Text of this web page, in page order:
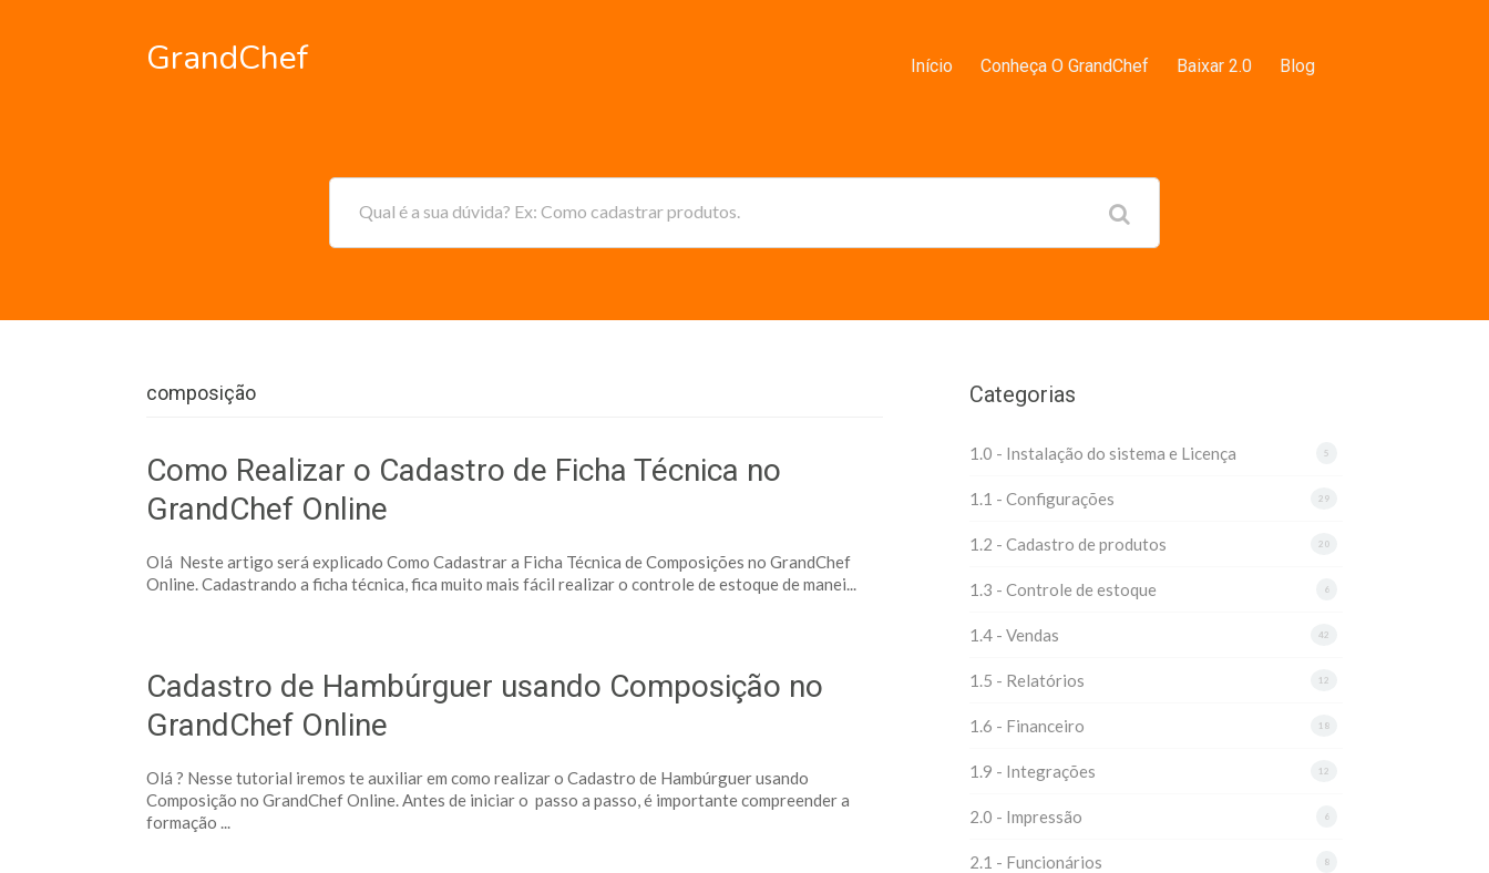
GrandChef Início Conheça O GrandChef Baixar 2.0 Blog
Qual é a sua dúvida? Ex: Como cadastrar produtos.
composição
Como Realizar o Cadastro de Ficha Técnica no
GrandChef Online
Olá Neste artigo será explicado Como Cadastrar a Ficha Técnica de Composições no GrandChef
Online. Cadastrando a ficha técnica, fica muito mais fácil realizar o controle de estoque de manei...
Cadastro de Hambúrguer usando Composição no
GrandChef Online
Olá ? Nesse tutorial iremos te auxiliar em como realizar o Cadastro de Hambúrguer usando
Composição no GrandChef Online. Antes de iniciar o passo a passo, é importante compreender a
formação ...
Categorias
5
1.0 - Instalação do sistema e Licença
29
1.1 - Configurações
20
1.2 - Cadastro de produtos
6
1.3 - Controle de estoque
42
1.4 - Vendas
12
1.5 - Relatórios
18
1.6 - Financeiro
12
1.9 - Integrações
6
2.0 - Impressão
8
2.1 - Funcionários